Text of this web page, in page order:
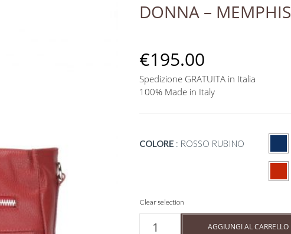
DONNA – MEMPHIS
€195.00
Spedizione GRATUITA in Italia
100% Made in Italy
COLORE : ROSSO RUBINO
Clear selection
zaino
AGGIUNGI AL CARRELLO